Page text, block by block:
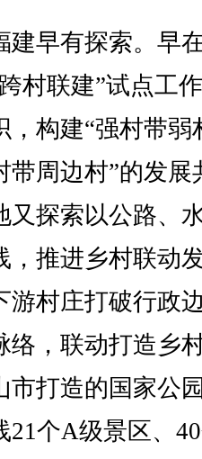
早有探索。早
村联建”试点工
，构建“强村带弱
带周边村”的发展
又探索以公路、
，推进乡村联动
游村庄打破行政
络，联动打造乡
市打造的国家公
21个A级景区、